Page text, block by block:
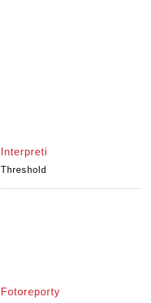
Interpreti
Threshold
Fotoreporty